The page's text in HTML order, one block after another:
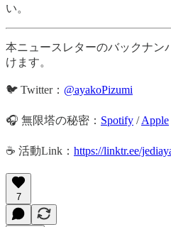
い。
本ニュースレターのバックナン
けます。
🐦 Twitter： @ayakoPizumi
🎧 無限塔の秘密： Spotify /Apple
☕️ 活動Link： https://linktr.ee/
7